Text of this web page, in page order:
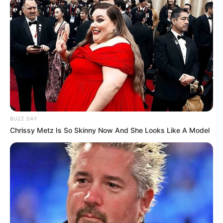
Politics 322
Bollywood 239
Crime 189
117
Delhi 76
Money 75
Sport 61
Gandhinagar 47
Stock Market
4
Technology
BUZZ DAY
Chrissy Metz Is So Skinny Now And She Looks Like A Model